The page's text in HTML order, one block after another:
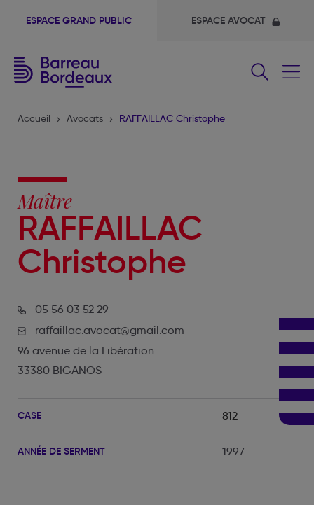
ESPACE GRAND PUBLIC ESPACE AVOCAT
Accueil Avocats RAFFAILLAC Christophe
Maître
RAFFAILLAC
Christophe
05 56 03 52 29
raffaillac.avocat@gmail.com
96 avenue de la Libération
33380 BIGANOS
CASE 812
ANNÉE DE SERMENT 1997